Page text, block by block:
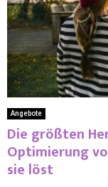
Angebote
Die größten
Optimierung
sie löst